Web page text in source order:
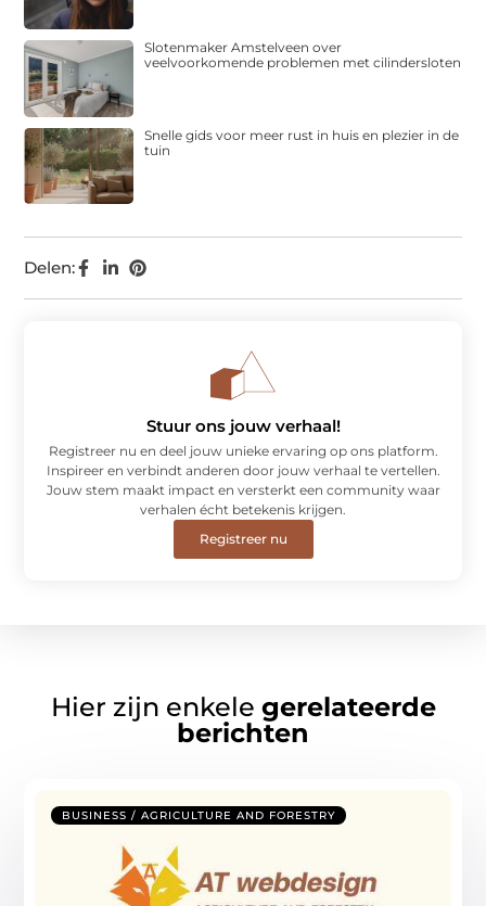
Delen:
Slotenmaker Amstelveen over
veelvoorkomende problemen met cilindersloten
Snelle gids voor meer rust in huis en plezier in de
tuin
Stuur ons jouw verhaal!
Registreer nu en deel jouw unieke ervaring op ons platform.
Inspireer en verbindt anderen door jouw verhaal te vertellen.
Jouw stem maakt impact en versterkt een community waar
verhalen écht betekenis krijgen.
Registreer nu
Hier zijn enkele gerelateerde
berichten
BUSINESS / AGRICULTURE AND FORESTRY